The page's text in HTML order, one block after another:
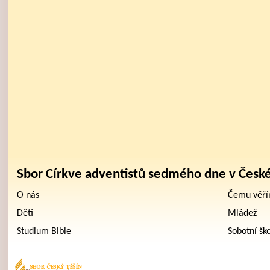
Sbor Církve adventistů sedmého dne v
O nás
Čemu
Děti
Mládež
Studium Bible
Sobotní